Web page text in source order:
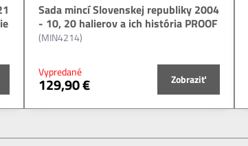
Sada mincí Slovenskej republiky 2004
- 10, 20 halierov a ich história PROOF
(MIN4214)
Vypredané
129,90 € Zobraziť